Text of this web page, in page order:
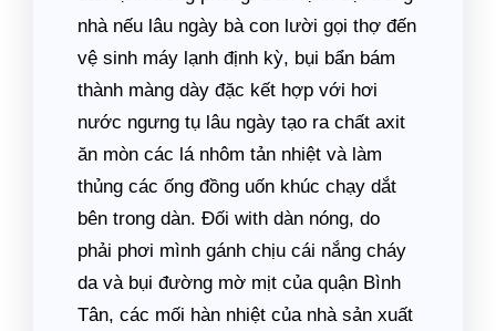
nhà nếu lâu ngày bà con lười gọi thợ đến
vệ sinh máy lạnh định kỳ, bụi bẩn bám
thành màng dày đặc kết hợp với hơi
nước ngưng tụ lâu ngày tạo ra chất axit
ăn mòn các lá nhôm tản nhiệt và làm
thủng các ống đồng uốn khúc chạy dắt
bên trong dàn. Đối with dàn nóng, do
phải phơi mình gánh chịu cái nắng cháy
da và bụi đường mờ mịt của quận Bình
Tân, các mối hàn nhiệt của nhà sản xuất